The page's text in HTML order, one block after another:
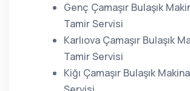
Genç Çamaşır Bulaşık
Tamir Servisi
Karlıova Çamaşır Bulaşık
Tamir Servisi
Kiğı Çamaşır Bulaşık